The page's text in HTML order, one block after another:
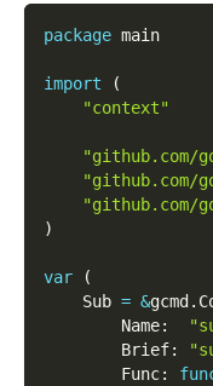
package main
import
(
"context"
"github.com/
"github.com/
"github.com/
)
var
(
    Sub
= &gcmd.
        Name
:
        Brief
:
        Func
: